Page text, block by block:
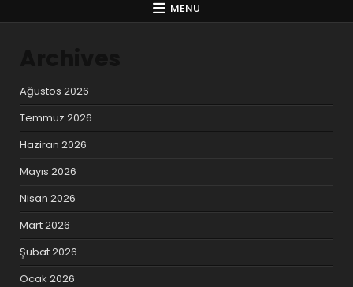
MENU
Ağustos 2026
Temmuz 2026
Haziran 2026
Mayıs 2026
Nisan 2026
Mart 2026
Şubat 2026
Ocak 2026